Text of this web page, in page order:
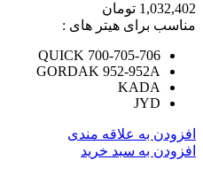
1,032,402 تومان
مناسب برای هیتر های :
QUICK 700-705-706
GORDAK 952-952A
KADA
JYD
افزودن به علاقه مندی
افزودن به سبد خرید